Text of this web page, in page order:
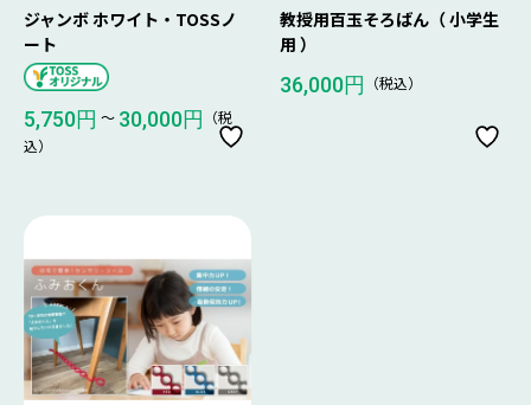
ジャンボ ホワイト・TOSSノ
ート
5,750円 〜 30,000円 （税
込）
教授用百玉そろばん（ 小学生
用 ）
36,000円 （税込）